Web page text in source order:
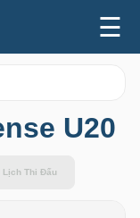
☰
U20
Lịch Thi Đấu